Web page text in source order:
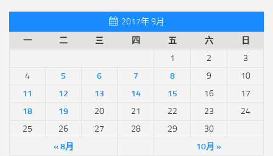
2017年 9月
一
二 三 四 五 六 日
« 8月 10月 »
1 2
3
4
5 6 7 8 9
10
11
12 13 14 15 16
17
18
19 20 21 22 23
24
25
26 27 28 29 30